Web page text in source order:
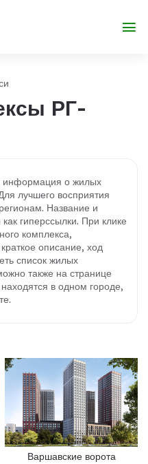
РГ-
информация о жилых
лучшего восприятия
Название и
гиперссылки. При клике
комплекса,
описание, ход
список жилых
также на странице
в одном городе,
Варшавские ворота